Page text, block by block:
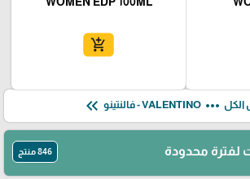
add_shopping_cart
الكل more_horiz VALENTINO - فالنتينو keyboard_double_arrow_left
محدودة 846 منتج